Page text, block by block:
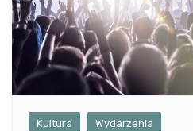
Kultura Wydarzenia